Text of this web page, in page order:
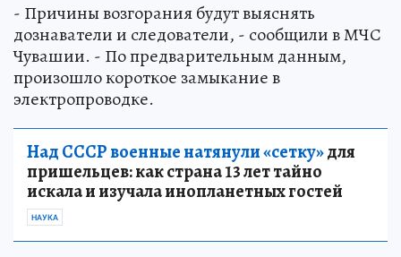
- Причины возгорания будут выяснять
дознаватели и следователи, - сообщили в МЧС
Чувашии. - По предварительным данным,
произошло короткое замыкание в
электропроводке.
Над СССР военные натянули «сетку»для
пришельцев: как страна 13 лет тайно
искала и изучала инопланетных гостей
НАУКА